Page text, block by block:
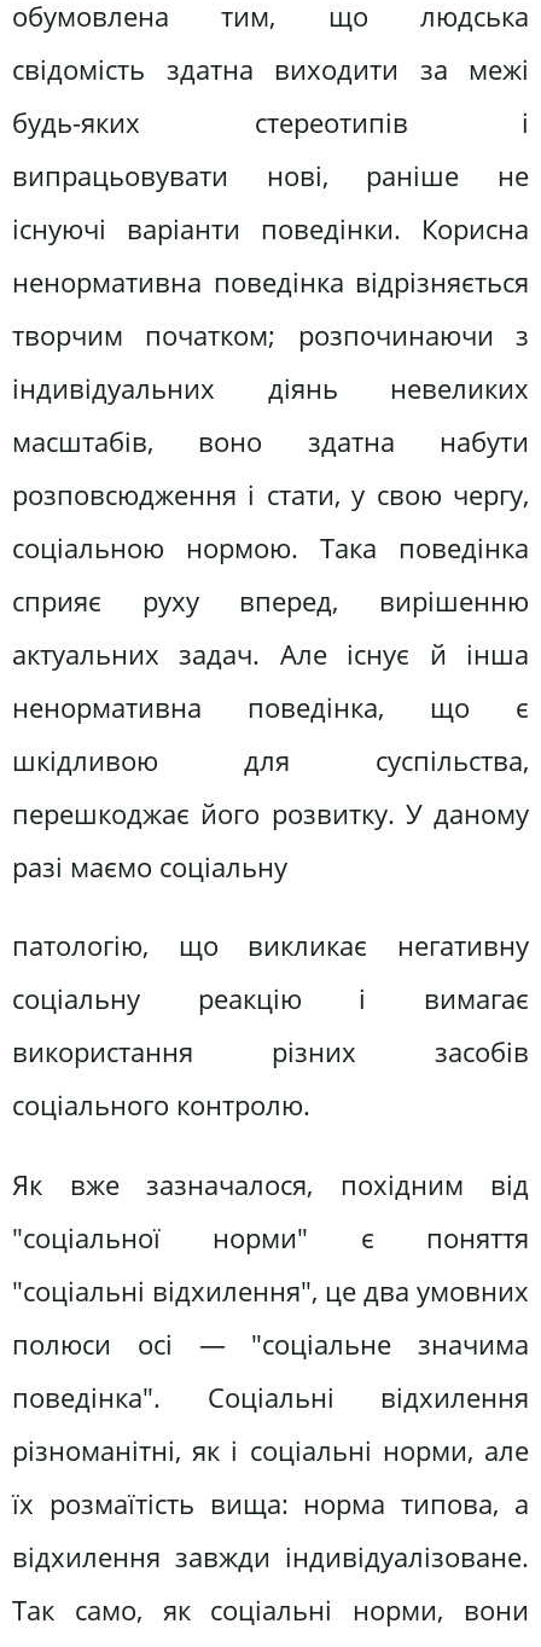
обумовлена тим, що людська
свідомість здатна виходити за межі
будь-яких стереотипів і
випрацьовувати нові, раніше не
існуючі варіанти поведінки. Корисна
ненормативна поведінка відрізняється
творчим початком; розпочинаючи з
індивідуальних діянь невеликих
масштабів, воно здатна набути
розповсюдження і стати, у свою чергу,
соціальною нормою. Така поведінка
сприяє руху вперед, вирішенню
актуальних задач. Але існує й інша
ненормативна поведінка, що є
шкідливою для суспільства,
перешкоджає його розвитку. У даному
разі маємо соціальну
патологію, що викликає негативну
соціальну реакцію і вимагає
використання різних засобів
соціального контролю.
Як вже зазначалося, похідним від
"соціальної норми" є поняття
"соціальні відхилення", це два умовних
полюси осі — "соціальне значима
поведінка". Соціальні відхилення
різноманітні, як і соціальні норми, але
їх розмаїтість вища: норма типова, а
відхилення завжди індивідуалізоване.
Так само, як соціальні норми, вони